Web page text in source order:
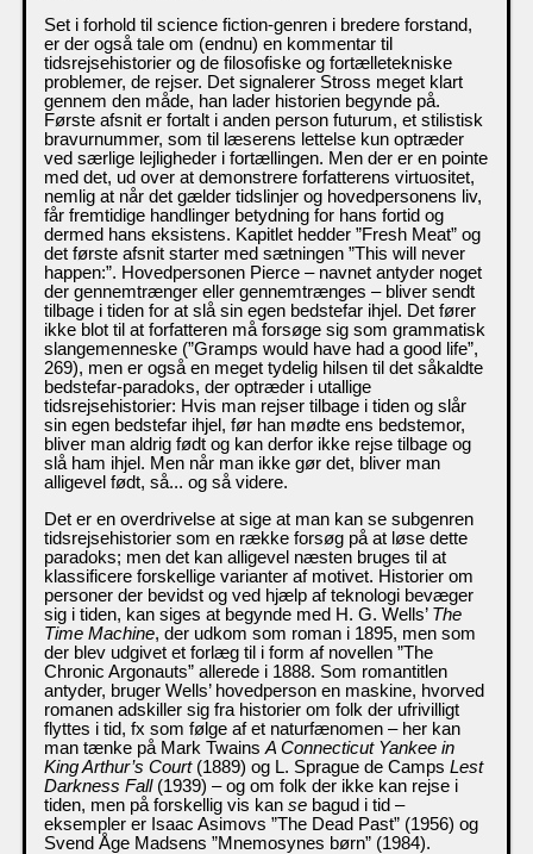
Set i forhold til science fiction-genren i bredere forstand,
er der også tale om (endnu) en kommentar til
tidsrejsehistorier og de filosofiske og fortælletekniske
problemer, de rejser. Det signalerer Stross meget klart
gennem den måde, han lader historien begynde på.
Første afsnit er fortalt i anden person futurum, et stilistisk
bravurnummer, som til læserens lettelse kun optræder
ved særlige lejligheder i fortællingen. Men der er en pointe
med det, ud over at demonstrere forfatterens virtuositet,
nemlig at når det gælder tidslinjer og hovedpersonens liv,
får fremtidige handlinger betydning for hans fortid og
dermed hans eksistens. Kapitlet hedder ”Fresh Meat” og
det første afsnit starter med sætningen ”This will never
happen:”. Hovedpersonen Pierce – navnet antyder noget
der gennemtrænger eller gennemtrænges – bliver sendt
tilbage i tiden for at slå sin egen bedstefar ihjel. Det fører
ikke blot til at forfatteren må forsøge sig som grammatisk
slangemenneske (”Gramps would have had a good life”,
269), men er også en meget tydelig hilsen til det såkaldte
bedstefar-paradoks, der optræder i utallige
tidsrejsehistorier: Hvis man rejser tilbage i tiden og slår
sin egen bedstefar ihjel, før han mødte ens bedstemor,
bliver man aldrig født og kan derfor ikke rejse tilbage og
slå ham ihjel. Men når man ikke gør det, bliver man
alligevel født, så... og så videre.
Det er en overdrivelse at sige at man kan se subgenren
tidsrejsehistorier som en række forsøg på at løse dette
paradoks; men det kan alligevel næsten bruges til at
klassificere forskellige varianter af motivet. Historier om
personer der bevidst og ved hjælp af teknologi bevæger
sig i tiden, kan siges at begynde med H. G. Wells’ The
Time Machine, der udkom som roman i 1895, men som
der blev udgivet et forlæg til i form af novellen ”The
Chronic Argonauts” allerede i 1888. Som romantitlen
antyder, bruger Wells’ hovedperson en maskine, hvorved
romanen adskiller sig fra historier om folk der ufrivilligt
flyttes i tid, fx som følge af et naturfænomen – her kan
man tænke på Mark Twains A Connecticut Yankee in
King Arthur’s Court(1889) og L. Sprague de Camps Lest
Darkness Fall(1939) – og om folk der ikke kan rejse i
tiden, men på forskellig vis kan sebagud i tid –
eksempler er Isaac Asimovs ”The Dead Past” (1956) og
Svend Åge Madsens ”Mnemosynes børn” (1984).